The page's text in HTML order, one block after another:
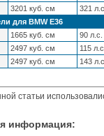
3201 куб. см
321
для BMW E36
1665 куб. см
90 л.с.
2497 куб. см
115
2497 куб. см 143
статьи
информация: